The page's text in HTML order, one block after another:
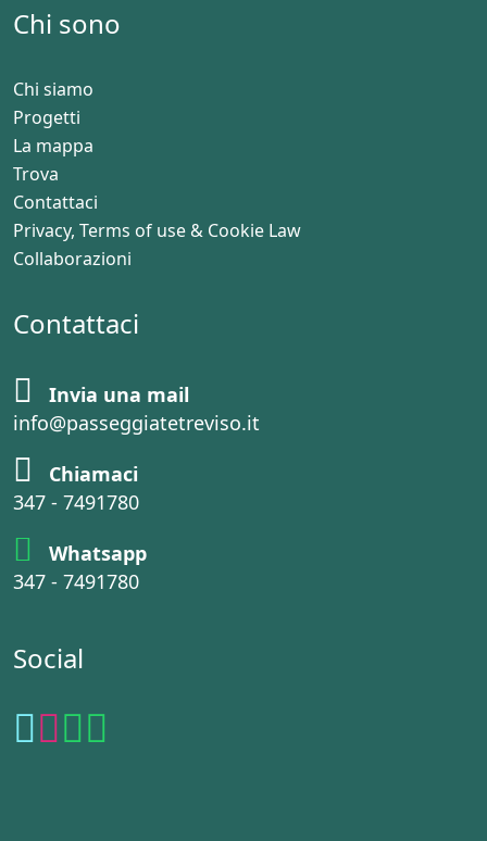
Chi sono
Chi siamo
Progetti
La mappa
Trova
Contattaci
Privacy, Terms of use & Cookie Law
Collaborazioni
Contattaci
Invia una mail
info@passeggiatetreviso.it
Chiamaci
347 - 7491780
Whatsapp
347 - 7491780
Social